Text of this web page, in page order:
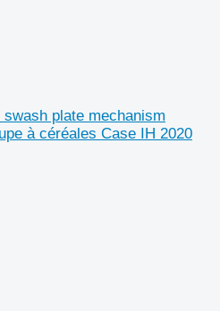
plate mechanism
à céréales Case IH 2020